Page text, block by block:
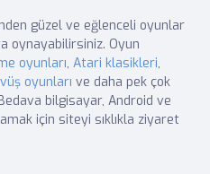
güzel ve eğlenceli oyunlar
oynayabilirsiniz. Oyun
oyunları, Atari klasikleri,
oyunları ve daha pek çok
bilgisayar, Android ve
için siteyi sıklıkla ziyaret